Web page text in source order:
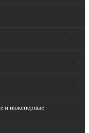
и инженерные